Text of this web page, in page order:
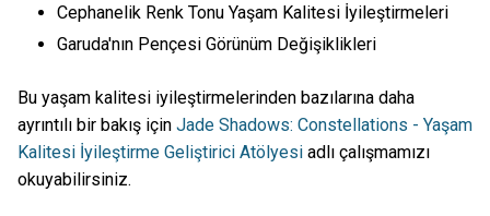
Cephanelik Renk Tonu Yaşam Kalitesi İyileştirmeleri
Garuda'nın Pençesi Görünüm Değişiklikleri
Bu yaşam kalitesi iyileştirmelerinden bazılarına daha
ayrıntılı bir bakış için Jade Shadows: Constellations - Yaşam
Kalitesi İyileştirme Geliştirici Atölyesi adlı çalışmamızı
okuyabilirsiniz.